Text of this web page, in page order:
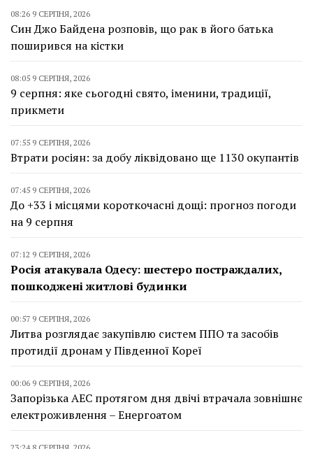
08:26 9 СЕРПНЯ, 2026
Син Джо Байдена розповів, що рак в його батька
поширився на кістки
08:05 9 СЕРПНЯ, 2026
9 серпня: яке сьогодні свято, іменини, традиції,
прикмети
07:55 9 СЕРПНЯ, 2026
Втрати росіян: за добу ліквідовано ще 1130 окупантів
07:45 9 СЕРПНЯ, 2026
До +33 і місцями короткочасні дощі: прогноз погоди
на 9 серпня
07:12 9 СЕРПНЯ, 2026
Росія атакувала Одесу: шестеро постраждалих,
пошкоджені житлові будинки
00:57 9 СЕРПНЯ, 2026
Литва розглядає закупівлю систем ППО та засобів
протидії дронам у Південної Кореї
00:06 9 СЕРПНЯ, 2026
Запорізька АЕС протягом дня двічі втрачала зовнішнє
електроживлення – Енергоатом